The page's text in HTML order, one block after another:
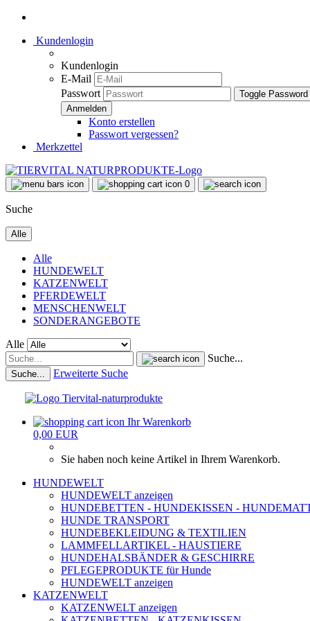
Kundenlogin
Kundenlogin
E-Mail
Passwort
Toggle
Konto erstellen
Passwort vergessen?
Merkzettel
0
Suche
Alle
Alle
HUNDEWELT
KATZENWELT
PFERDEWELT
MENSCHENWELT
SONDERANGEBOTE
Alle
Suche...
Suche... Erweiterte Suche
Ihr Warenkorb
0,00 EUR
Sie haben noch keine Artikel in Ihrem Warenkorb.
HUNDEWELT
HUNDEWELT anzeigen
HUNDEBETTEN - HUNDEKISSEN -
HUNDE TRANSPORT
HUNDEBEKLEIDUNG & TEXTILIEN
LAMMFELLARTIKEL - HAUSTIERE
HUNDEHALSBÄNDER & GESCHIRRE
PFLEGEPRODUKTE für Hunde
HUNDEWELT anzeigen
KATZENWELT
KATZENWELT anzeigen